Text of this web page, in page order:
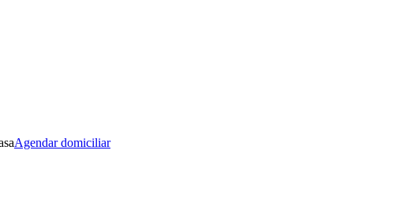
Agendar domiciliar